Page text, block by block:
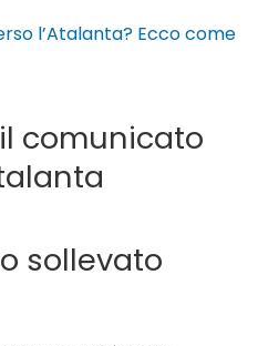
l’Atalanta? Ecco come
comunicato
sollevato